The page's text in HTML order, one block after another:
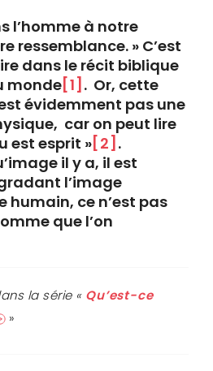
l’homme à notre
ressemblance. » C’est
dans le récit biblique
monde[1] . Or, cette
évidemment pas une
car on peut lire
est esprit »[2] .
il y a, il est
l’image
humain, ce n’est pas
que l’on
la série « Qu’est-ce
»